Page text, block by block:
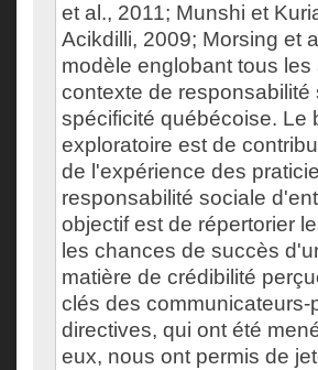
et al., 2011; Munshi et
Acikdilli, 2009; Morsing et
modèle englobant tous
contexte de
spécificité québécoise. Le
exploratoire est de
de l'expérience des
responsabilité sociale
objectif est de répertorier
les chances de succès
matière de crédibilité
clés des
directives, qui ont été
eux, nous ont permis de